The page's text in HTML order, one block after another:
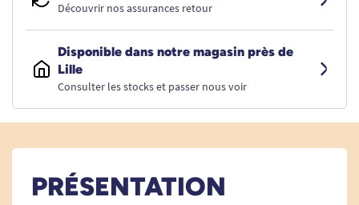
Découvrir nos assurances retour
Disponible dans notre magasin près de
Lille
Consulter les stocks et passer nous voir
PRÉSENTATION